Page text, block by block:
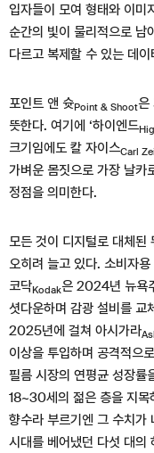
입자들이 모여 형태와 이미
순간의 빛이 물리적으로 남
다르고 복제할 수 있는 데
포인트 앤 슛Point & Shoot은
뜻한다. 여기에 ‘하이엔드
크기임에도 칼 자이스Carl
가벼운 몸짓으로 가장 날
정점을 의미한다.
모든 것이 디지털로 대체된
오히려 늘고 있다. 소비자
코닥Kodak은 2024년 뉴욕
셧다운하며 감광 설비를 교
2025년에 걸쳐 아시가라
이상을 투입하며 공격적으
필름 시장의 연평균 성장
18~30세의 젊은 층을 지목
향수라 부르기엔 그 수치가
시대를 베어냈던 다섯 대의